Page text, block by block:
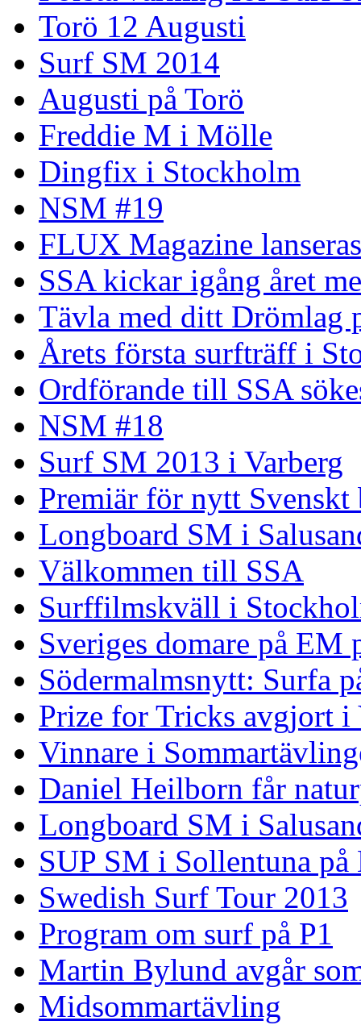
Torö 12 Augusti
Surf SM 2014
Augusti på Torö
Freddie M i Mölle
Dingfix i Stockholm
NSM #19
FLUX Magazine lanseras
SSA kickar igång året
Tävla med ditt Drömlag
Årets första surfträff i
Ordförande till SSA
NSM #18
Surf SM 2013 i Varberg
Premiär för nytt Svenskt
Longboard SM i
Välkommen till SSA
Surffilmskväll i
Sveriges domare på EM
Södermalmsnytt: Surfa
Prize for Tricks avgjort i
Vinnare i
Daniel Heilborn får
Longboard SM i
SUP SM i Sollentuna på
Swedish Surf Tour 2013
Program om surf på P1
Martin Bylund avgår
Midsommartävling